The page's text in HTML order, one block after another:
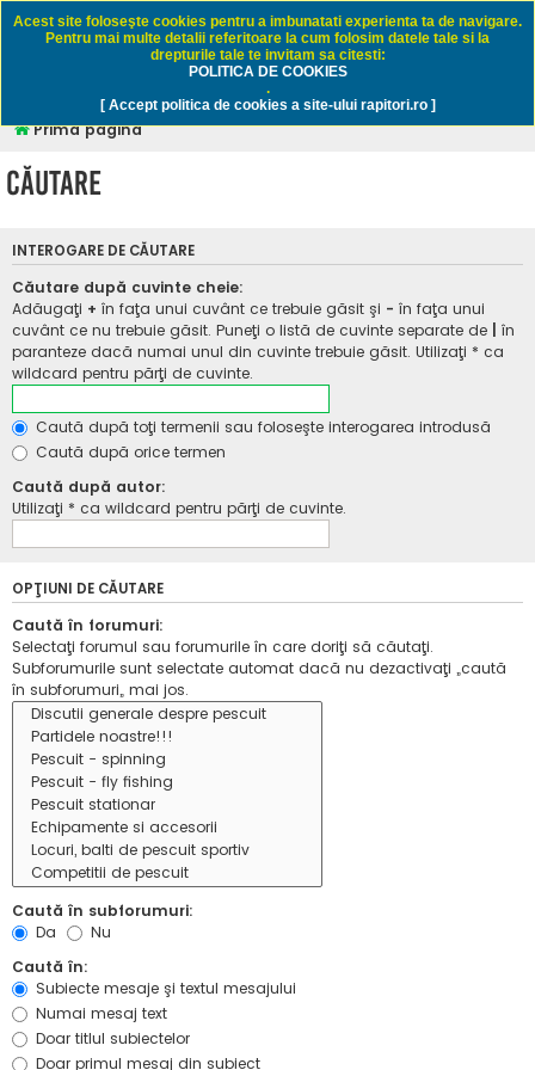
Rapitori.ro - Pescuit sportiv
Prima pagină
Căutare
INTEROGARE DE CĂUTARE
Căutare după cuvinte cheie:
Adăugaţi + în faţa unui cuvânt ce trebuie găsit şi - în faţa unui
cuvânt ce nu trebuie găsit. Puneţi o listă de cuvinte separate de
în
paranteze dacă numai unul din cuvinte trebuie găsit. Utilizaţi * ca
wildcard pentru părţi de cuvinte.
Caută după toţi termenii sau foloseşte interogarea introdusă
Caută după orice termen
Caută după autor:
Utilizaţi * ca wildcard pentru părţi de cuvinte.
OPŢIUNI DE CĂUTARE
Caută în forumuri:
Selectaţi forumul sau forumurile în care doriţi să căutaţi.
Subforumurile sunt selectate automat dacă nu dezactivaţi „caută
în subforumuri„ mai jos.
Caută în subforumuri:
Da
Nu
Caută în:
Subiecte mesaje şi textul mesajului
Numai mesaj text
Doar titlul subiectelor
Doar primul mesaj din subiect
Acest site foloseşte cookies pentru a imbunatati experienta ta de navigare.
Pentru mai multe detalii referitoare la cum folosim datele tale si la
drepturile tale te invitam sa citesti:
POLITICA DE COOKIES
.
[ Accept politica de cookies a site-ului rapitori.ro ]